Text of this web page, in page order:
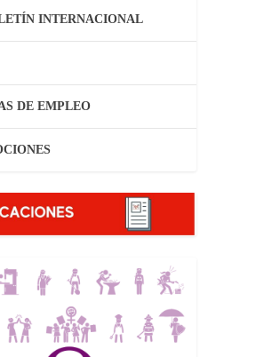
INTERNACIONAL
DE EMPLEO